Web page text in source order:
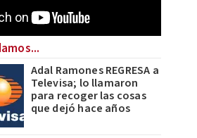
Adal Ramones REGRESA a
Televisa; lo llamaron
para recoger las cosas
que dejó hace años